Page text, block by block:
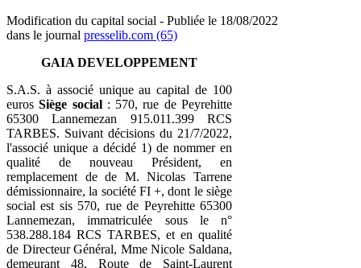
Modification du capital social - Publiée le 18/08/2022
dans le journal presselib.com (65)
GAIA DEVELOPPEMENT
S.A.S. à associé unique au capital de 100
eurosSiège social: 570, rue de Peyrehitte
65300 Lannemezan 915.011.399 RCS
TARBES. Suivant décisions du 21/7/2022,
l'associé unique a décidé 1) de nommer en
qualité de nouveau Président, en
remplacement de de M. Nicolas Tarrene
démissionnaire, la société FI +, dont le siège
social est sis 570, rue de Peyrehitte 65300
Lannemezan, immatriculée sous le n°
538.288.184 RCS TARBES, et en qualité
de Directeur Général, Mme Nicole Saldana,
demeurant 48, Route de Saint-Laurent